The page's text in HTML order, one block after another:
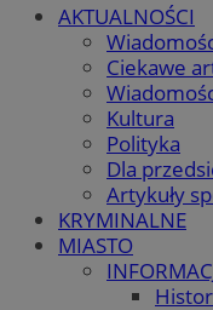
AKTUALNOŚCI
Ciekawe
Kultura
Polityka
Dla
Artykuły
KRYMINALNE
MIASTO